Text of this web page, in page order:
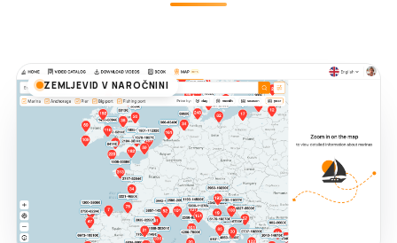
ZEMLJEVID V NAROČNINI